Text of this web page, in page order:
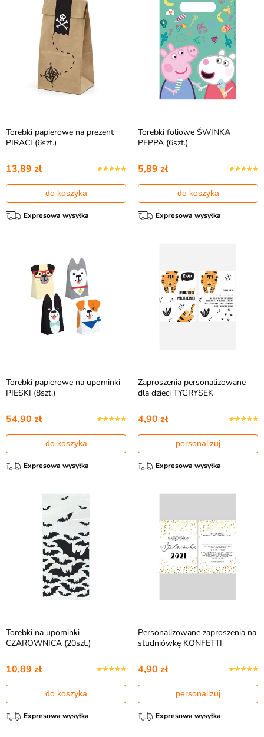
Torebki papierowe na prezent
PIRACI (6szt.)
13,89 zł
do koszyka
Expresowa wysyłka
Torebki foliowe ŚWINKA
PEPPA (6szt.)
5,89 zł
do koszyka
Expresowa wysyłka
Torebki papierowe na upominki
PIESKI (8szt.)
54,90 zł
do koszyka
Expresowa wysyłka
Zaproszenia personalizowane
dla dzieci TYGRYSEK
4,90 zł
personalizuj
Expresowa wysyłka
Torebki na upominki
CZAROWNICA (20szt.)
10,89 zł
do koszyka
Expresowa wysyłka
Personalizowane zaproszenia na
studniówkę KONFETTI
4,90 zł
personalizuj
Expresowa wysyłka